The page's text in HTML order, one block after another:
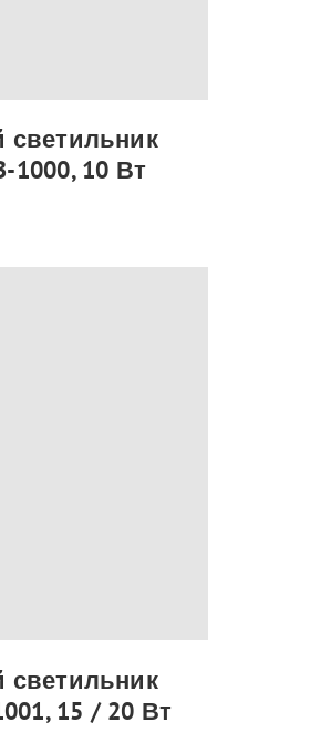
светильник
1000, 10 Вт
светильник
15 / 20 Вт